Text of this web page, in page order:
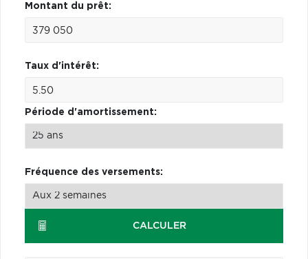
Montant du prêt:
Taux d'intérêt:
Période d'amortissement:
Fréquence des versements:
CALCULER